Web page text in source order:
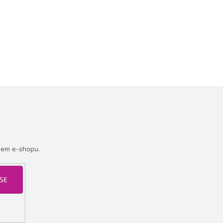
e-shopu.